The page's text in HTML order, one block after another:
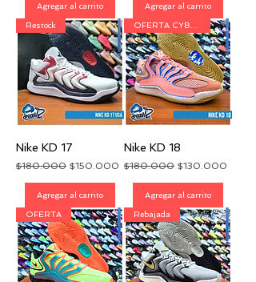
Agregar al carrito Agregar al carrito
Restock
Nike KD 17
Precio
$180.000 Precio de oferta
$150.000
Agregar al carrito
Nike KD 18
Precio
$180.000 Precio de oferta
$130.000
Agregar al carrito
OFERTA Rebajada